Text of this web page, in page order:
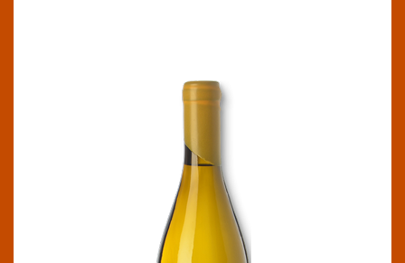
VULPES VULPES
DO Barbanza e Iria
Limpio y brillante, de color amarillo pajizo. De